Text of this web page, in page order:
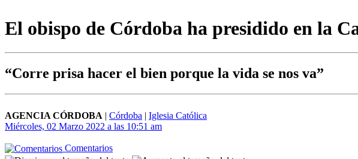
El obispo de Córdoba ha presidido en la
“Corre prisa hacer el bien porque la vida se nos va”
AGENCIA CÓRDOBA | Córdoba | Iglesia Católica
Miércoles, 02 Marzo 2022 a las 10:51 am
Comentarios